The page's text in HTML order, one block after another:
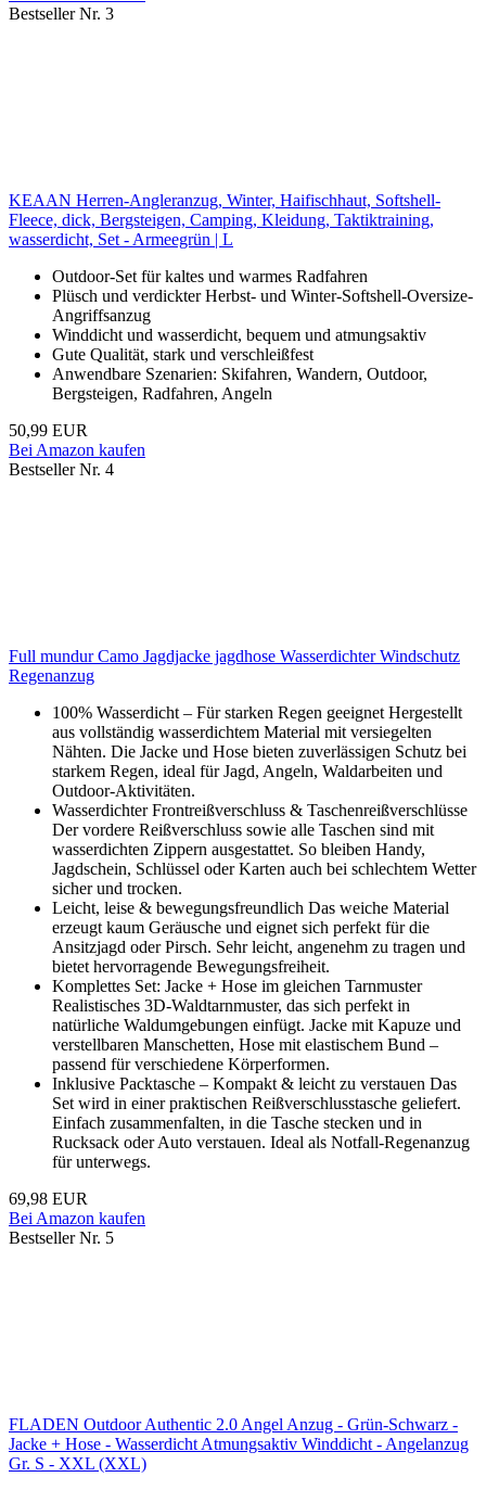
Bestseller Nr. 3
KEAAN Herren-Angleranzug, Winter, Haifischhaut, Softshell-
Fleece, dick, Bergsteigen, Camping, Kleidung, Taktiktraining,
wasserdicht, Set - Armeegrün | L
Outdoor-Set für kaltes und warmes Radfahren
Plüsch und verdickter Herbst- und Winter-Softshell-Oversize-
Angriffsanzug
Winddicht und wasserdicht, bequem und atmungsaktiv
Gute Qualität, stark und verschleißfest
Anwendbare Szenarien: Skifahren, Wandern, Outdoor,
Bergsteigen, Radfahren, Angeln
50,99 EUR
Bei Amazon kaufen
Bestseller Nr. 4
Full mundur Camo Jagdjacke jagdhose Wasserdichter Windschutz
Regenanzug
100% Wasserdicht – Für starken Regen geeignet Hergestellt
aus vollständig wasserdichtem Material mit versiegelten
Nähten. Die Jacke und Hose bieten zuverlässigen Schutz bei
starkem Regen, ideal für Jagd, Angeln, Waldarbeiten und
Outdoor-Aktivitäten.
Wasserdichter Frontreißverschluss & Taschenreißverschlüsse
Der vordere Reißverschluss sowie alle Taschen sind mit
wasserdichten Zippern ausgestattet. So bleiben Handy,
Jagdschein, Schlüssel oder Karten auch bei schlechtem Wetter
sicher und trocken.
Leicht, leise & bewegungsfreundlich Das weiche Material
erzeugt kaum Geräusche und eignet sich perfekt für die
Ansitzjagd oder Pirsch. Sehr leicht, angenehm zu tragen und
bietet hervorragende Bewegungsfreiheit.
Komplettes Set: Jacke + Hose im gleichen Tarnmuster
Realistisches 3D-Waldtarnmuster, das sich perfekt in
natürliche Waldumgebungen einfügt. Jacke mit Kapuze und
verstellbaren Manschetten, Hose mit elastischem Bund –
passend für verschiedene Körperformen.
Inklusive Packtasche – Kompakt & leicht zu verstauen Das
Set wird in einer praktischen Reißverschlusstasche geliefert.
Einfach zusammenfalten, in die Tasche stecken und in
Rucksack oder Auto verstauen. Ideal als Notfall-Regenanzug
für unterwegs.
69,98 EUR
Bei Amazon kaufen
Bestseller Nr. 5
FLADEN Outdoor Authentic 2.0 Angel Anzug - Grün-Schwarz -
Jacke + Hose - Wasserdicht Atmungsaktiv Winddicht - Angelanzug
Gr. S - XXL (XXL)